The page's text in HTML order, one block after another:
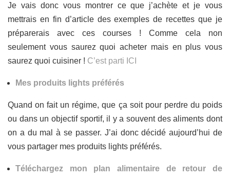
Je vais donc vous montrer ce que j’achète et je vous
mettrais en fin d’article des exemples de recettes que je
préparerais avec ces courses ! Comme cela non
seulement vous saurez quoi acheter mais en plus vous
saurez quoi cuisiner ! C’est parti ICI
Mes produits lights préférés
Quand on fait un régime, que ça soit pour perdre du poids
ou dans un objectif sportif, il y a souvent des aliments dont
on a du mal à se passer. J’ai donc décidé aujourd’hui de
vous partager mes produits lights préférés.
Téléchargez mon plan alimentaire de retour de